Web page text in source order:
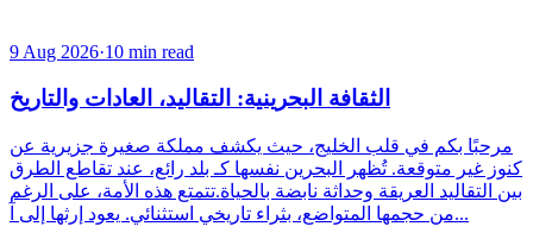
9 Aug 2026·10 min read
الثقافة البحرينية: التقاليد، العادات والتاريخ
مرحبًا بكم في قلب الخليج، حيث يكشف مملكة صغيرة جزيرية عن
كنوز غير متوقعة. تُظهر البحرين نفسها كـ بلد رائع، عند تقاطع الطرق
بين التقاليد العريقة وحداثة نابضة بالحياة.تتمتع هذه الأمة، على الرغم
من حجمها المتواضع، بثراء تاريخي استثنائي. يعود إرثها إلى آ...